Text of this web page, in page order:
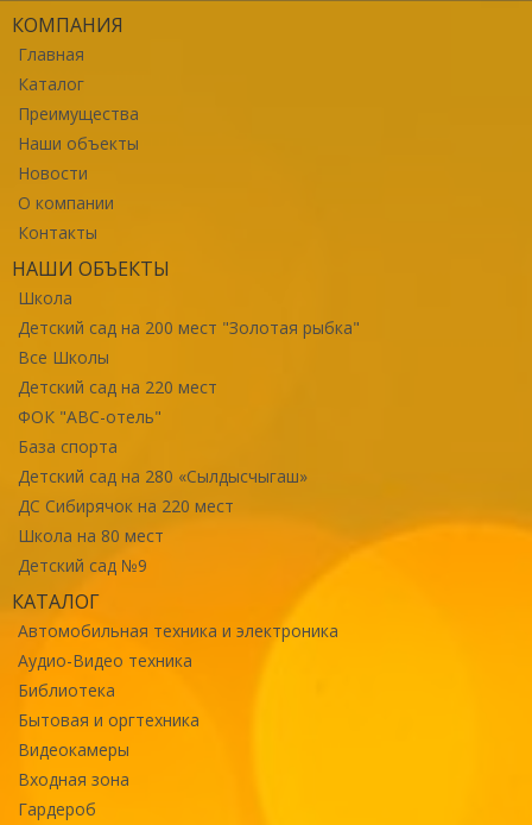
КОМПАНИЯ
Главная
Каталог
Преимущества
Наши объекты
Новости
О компании
Контакты
НАШИ ОБЪЕКТЫ
Школа
Детский сад на 200 мест "Золотая рыбка"
Все Школы
Детский сад на 220 мест
ФОК "ABC-отель"
База спорта
Детский сад на 280 «Сылдысчыгаш»
ДС Сибирячок на 220 мест
Школа на 80 мест
Детский сад №9
КАТАЛОГ
Автомобильная техника и электроника
Аудио-Видео техника
Библиотека
Бытовая и оргтехника
Видеокамеры
Входная зона
Гардероб